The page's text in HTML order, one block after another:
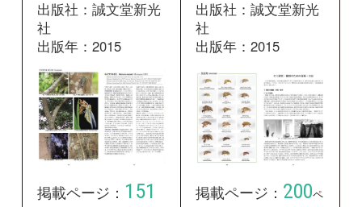
図鑑を開く 図鑑を開く
昆虫 2018/07/06
声